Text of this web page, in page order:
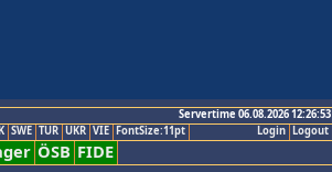
Servertime 06.08.2026 12:26:53
Logout
Login
SWE TUR UKR VIE FontSize:11pt
ÖSB FIDE